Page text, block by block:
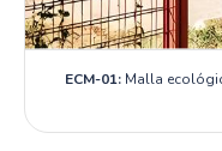
ECM-01: Malla